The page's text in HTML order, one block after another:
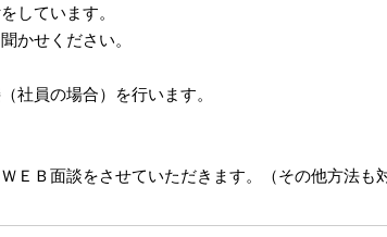
しています。
かせください。
社員の場合）を行います。
ＥＢ面談をさせていただきます。（その他方法も